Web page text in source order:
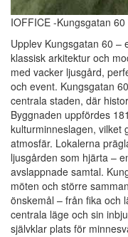
IOFFICE -Kungsgatan 60
Upplev Kungsgatan 60 –
klassisk arkitektur och
med vacker ljusgård,
och event. Kungsgatan
centrala staden, där
Byggnaden uppfördes
kulturminneslagen, vilket
atmosfär. Lokalerna
ljusgården som hjärta –
avslappnade samtal.
möten och större
önskemål – från fika och
centrala läge och sin
självklar plats för